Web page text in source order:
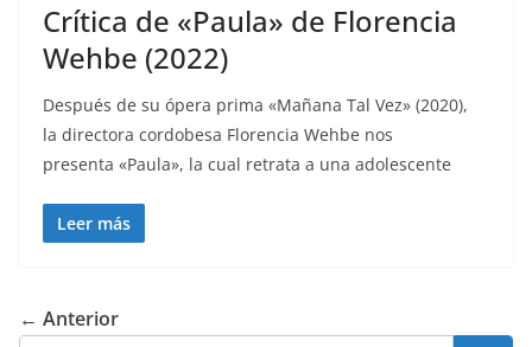
Crítica de «Paula» de Florencia
Wehbe (2022)
Después de su ópera prima «Mañana Tal Vez» (2020),
la directora cordobesa Florencia Wehbe nos
presenta «Paula», la cual retrata a una adolescente
Leer más
← Anterior